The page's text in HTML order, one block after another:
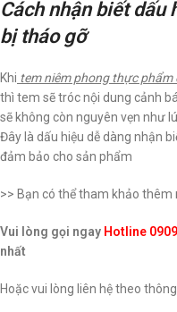
Cách nhận biết dấu
bị tháo gỡ
Khi tem niêm phong thực phẩm
thì tem sẽ tróc nội dung cảnh
sẽ không còn nguyên vẹn như
Đây là dấu hiệu dễ dàng nhận
đảm bảo cho sản phẩm
>> Bạn có thể tham khảo
Vui lòng gọi ngay Hotline
nhất
Hoặc vui lòng liên hệ theo